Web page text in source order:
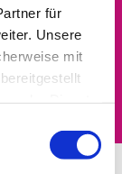
für
Unsere
mit